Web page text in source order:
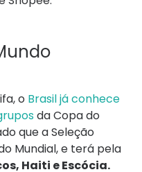
o Brasil já conhece
da Copa do
que a Seleção
Mundial, e terá pela
Haiti e Escócia.